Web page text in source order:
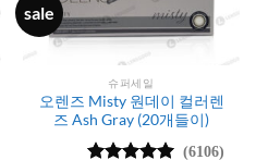
sale
슈퍼세일
오렌즈 Misty 원데이 컬러렌
즈 Ash Gray (20개들이)
(6106)